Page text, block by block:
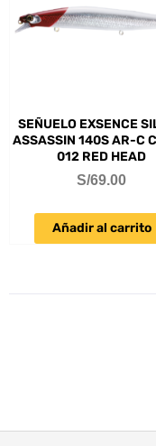
SEÑUELO EXSENCE
ASSASSIN 140S AR-C
012 RED HEAD
S/69.00
Añadir al carrito